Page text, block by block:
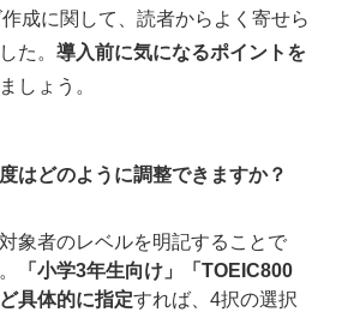
成に関して、読者からよく寄せら
た。 導入前に気になるポイントを
しょう。
はどのように調整できますか？
象者のレベルを明記することで
「小学3年生向け」「TOEIC800
具体的に指定すれば、4択の選択